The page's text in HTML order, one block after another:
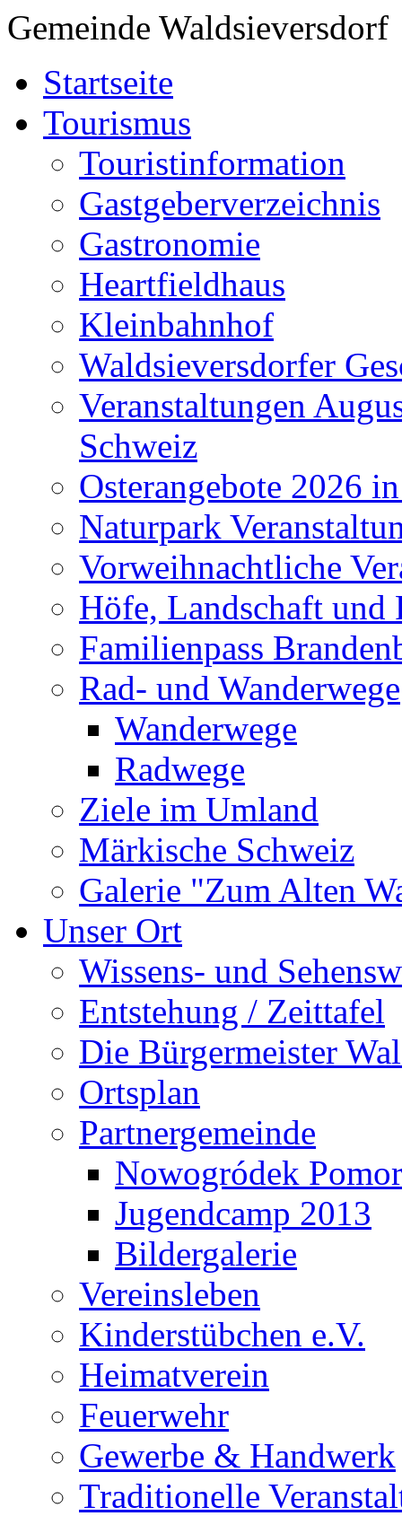
Gemeinde Waldsieversdorf
Startseite
Tourismus
Touristinformation
Gastgeberverzeichnis
Gastronomie
Heartfieldhaus
Kleinbahnhof
Waldsieversdorfer
Veranstaltungen
Schweiz
Osterangebote 2026
Naturpark
Vorweihnachtliche
Höfe, Landschaft und
Familienpass
Rad- und Wanderwege
Wanderwege
Radwege
Ziele im Umland
Märkische Schweiz
Galerie "Zum Alten
Unser Ort
Wissens- und
Entstehung / Zeittafel
Die Bürgermeister
Ortsplan
Partnergemeinde
Nowogródek
Jugendcamp 2013
Bildergalerie
Vereinsleben
Kinderstübchen e.V.
Heimatverein
Feuerwehr
Gewerbe & Handwerk
Traditionelle